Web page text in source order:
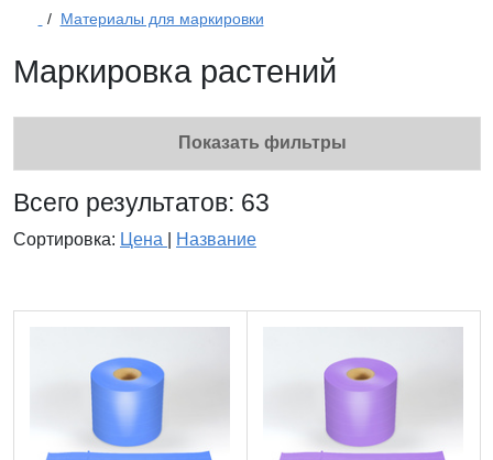
/ Материалы для маркировки
Маркировка растений
Показать фильтры
Всего результатов: 63
Сортировка: Цена Название